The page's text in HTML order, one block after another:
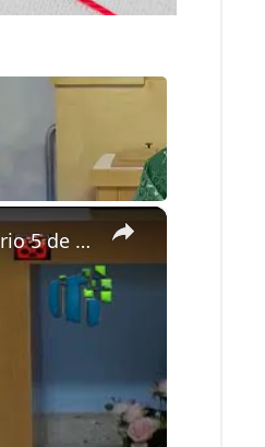
×
Homilía de monseñor Silvio Báez XIV Domingo del tiempo ordinario 5 de julio 2026